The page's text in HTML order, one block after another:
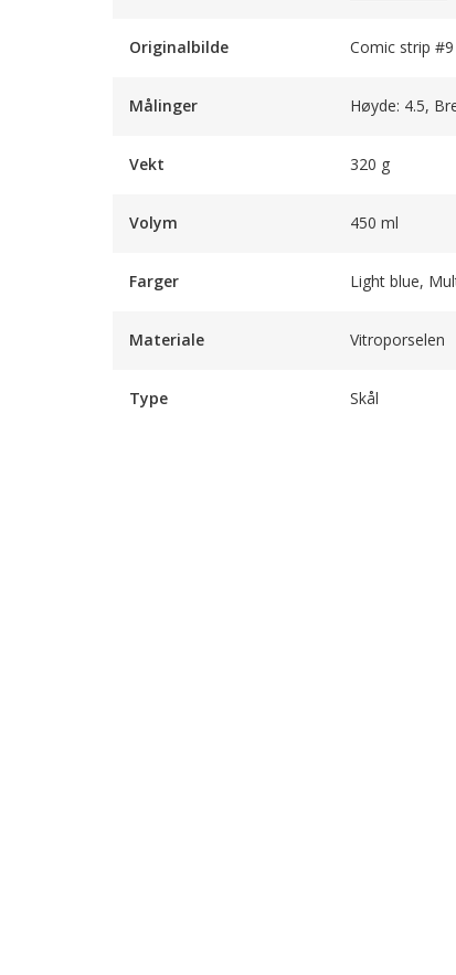
Originalbilde Comic strip
Målinger Høyde: 4.5,
Vekt 320 g
Volym 450 ml
Farger Light blue,
Materiale Vitroporselen
Type Skål